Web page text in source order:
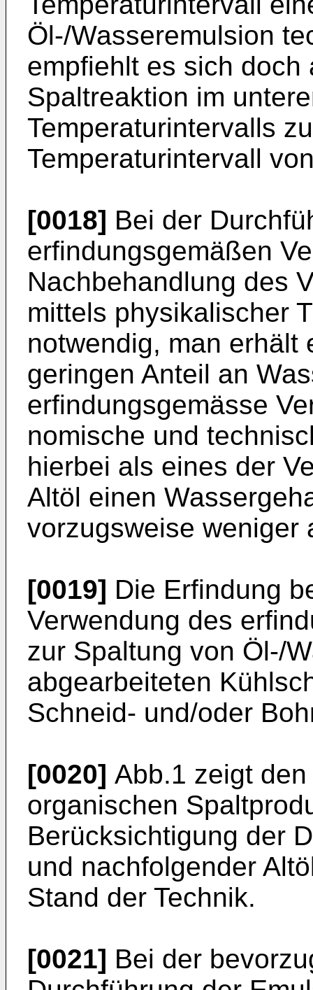
Öl-/Wasseremulsion
empfiehlt es sich
Spaltreaktion im
Temperaturintervalls
Temperaturintervall
[0018] Bei der
erfindungsgemäßen
Nachbehandlung des
mittels physikalischer
notwendig, man erhält
geringen Anteil an
erfindungsgemässe
nomische und
hierbei als eines der
Altöl einen
vorzugsweise weniger
[0019] Die Erfindung
Verwendung des
zur Spaltung von Öl-/
abgearbeiteten
Schneid- und/oder
[0020] Abb.1 zeigt
organischen
Berücksichtigung der
und nachfolgender
Stand der Tech­nik.
[0021] Bei der